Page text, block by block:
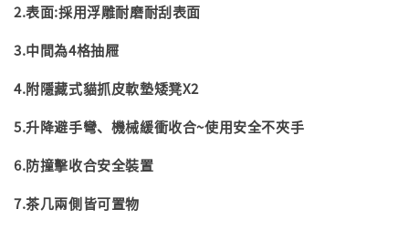
2.表面:採用浮雕耐磨耐刮表面
3.中間為4格抽屜
4.附隱藏式貓抓皮軟墊矮凳X2
5.升降避手彎、機械緩衝收合~使用安全不夾手
6.防撞擊收合安全裝置
7.茶几兩側皆可置物